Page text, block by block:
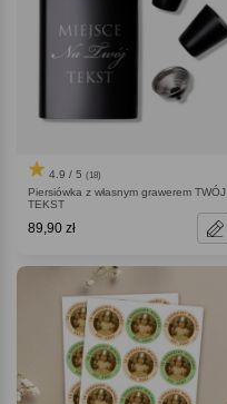
4.9 / 5 (18)
Piersiówka z własnym grawerem TWÓJ
TEKST
89,90 zł